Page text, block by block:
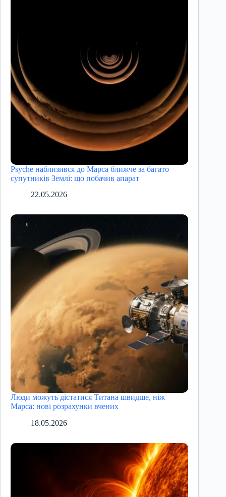
Psyche наблизився до Марса ближче за багато
супутників Землі: що побачив апарат
22.05.2026
Люди можуть дістатися Титана швидше, ніж
Марса: нові розрахунки вчених
18.05.2026